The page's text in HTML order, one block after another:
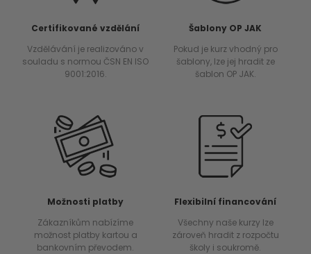
Certifikované vzdělání
Vzdělávání je realizováno v
souladu s normou ČSN EN ISO
9001:2016.
Šablony OP JAK
Pokud je kurz vhodný pro
šablony, lze jej hradit ze
šablon OP JAK.
Možnosti platby
Zákazníkům nabízíme
možnost platby kartou a
bankovním převodem.
Flexibilní financování
Všechny naše kurzy lze
zároveň hradit z rozpočtu
školy i soukromě.